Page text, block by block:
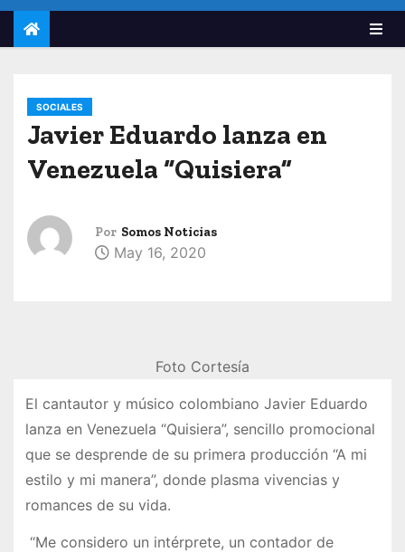
SOCIALES
Javier Eduardo lanza en
Venezuela “Quisiera”
Por Somos Noticias
May 16, 2020
Foto Cortesía
El cantautor y músico colombiano Javier Eduardo
lanza en Venezuela “Quisiera”, sencillo promocional
que se desprende de su primera producción “A mi
estilo y mi manera”, donde plasma vivencias y
romances de su vida.
“Me considero un intérprete, un contador de